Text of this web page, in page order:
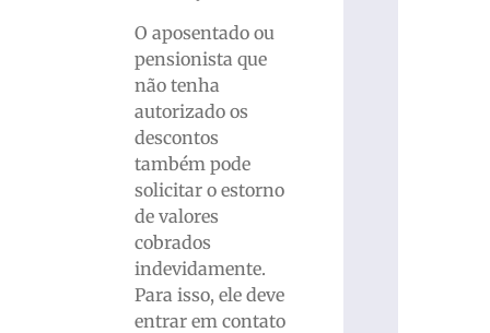
O aposentado ou
pensionista que
não tenha
autorizado os
descontos
também pode
solicitar o estorno
de valores
cobrados
indevidamente.
Para isso, ele deve
entrar em contato